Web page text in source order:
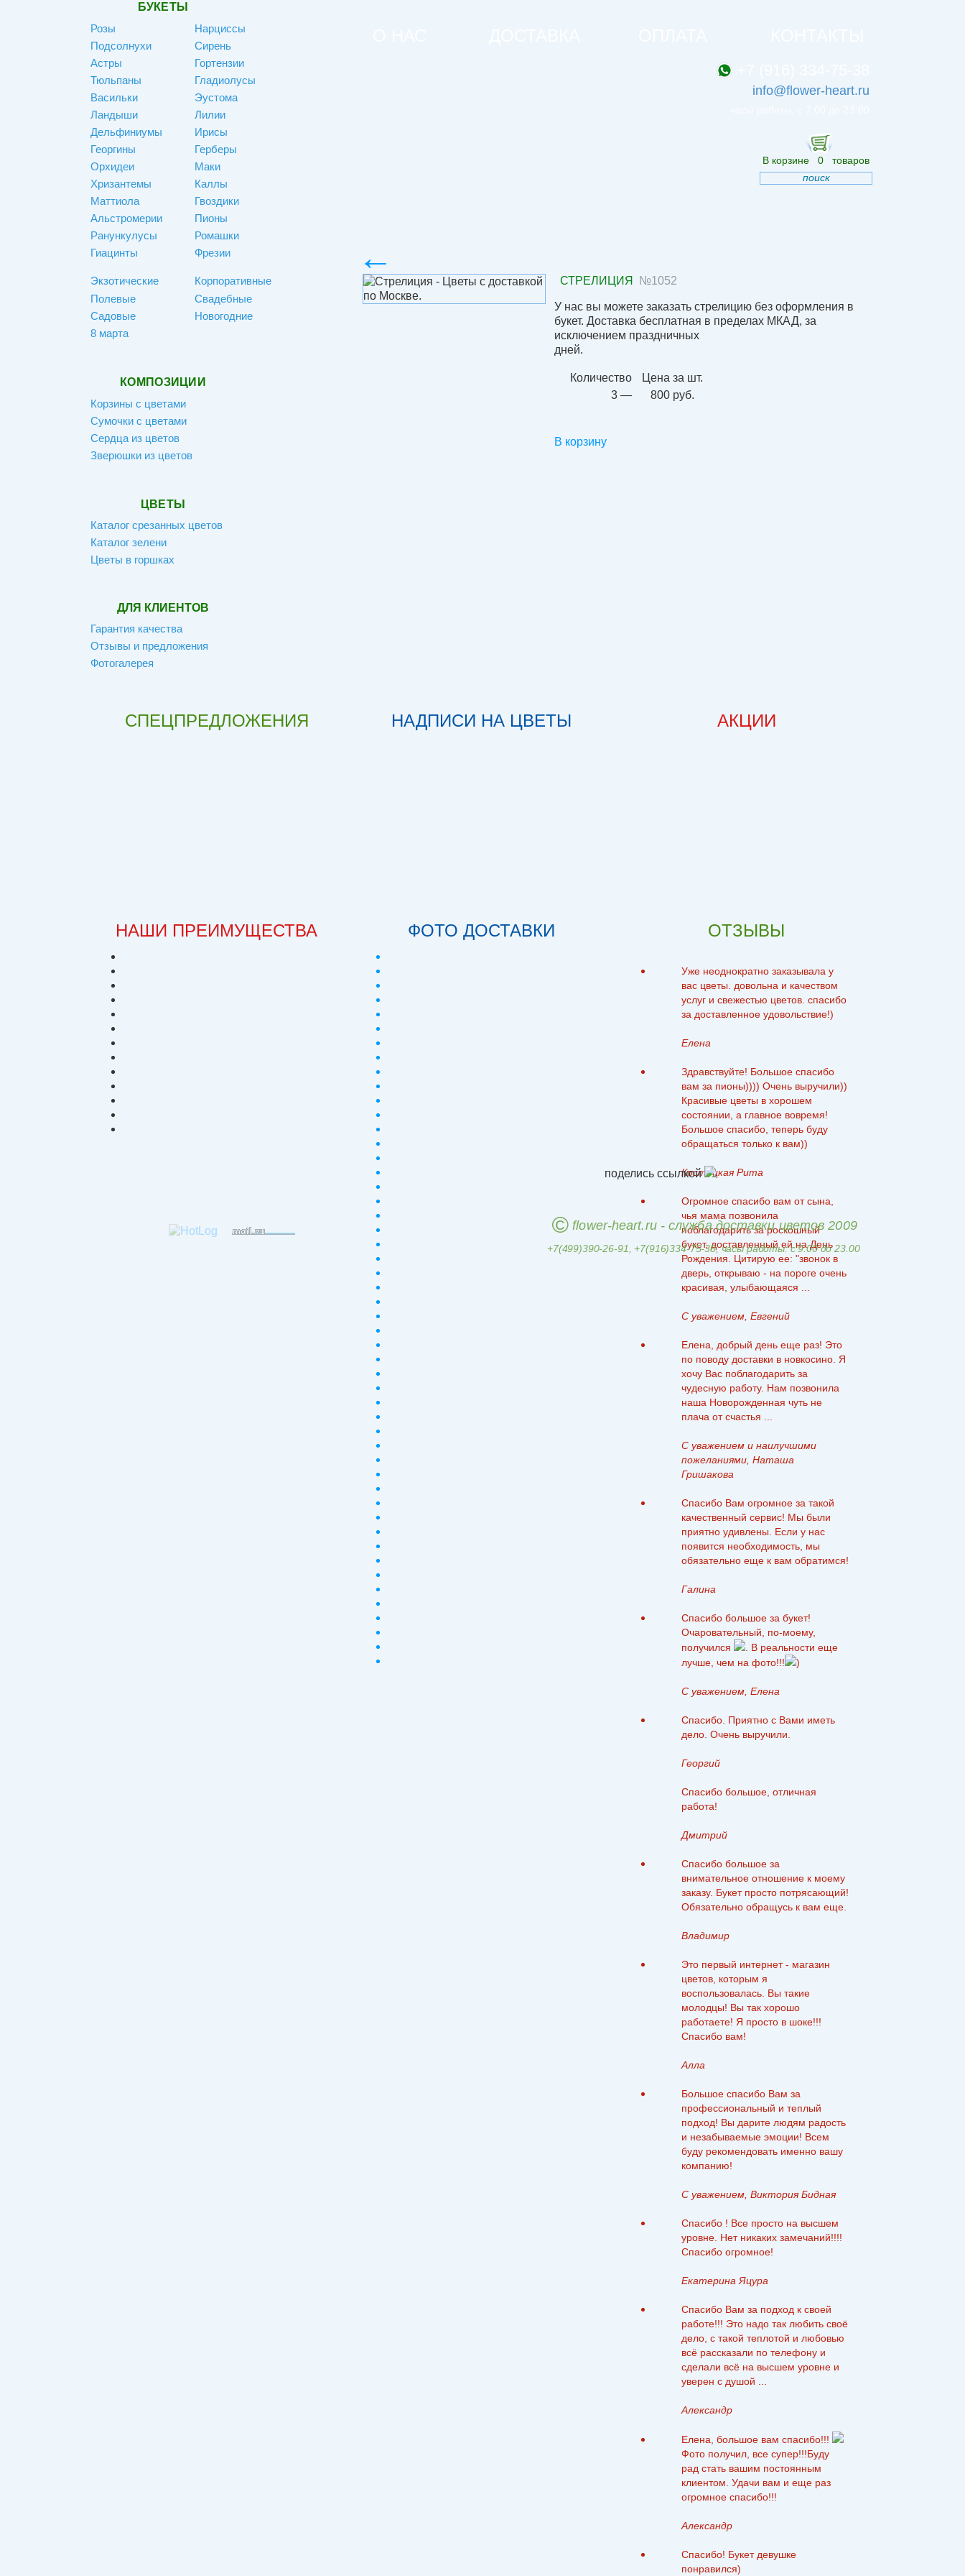
БУКЕТЫ
Розы
Подсолнухи
Астры
Тюльпаны
Васильки
Ландыши
Дельфиниумы
Георгины
Орхидеи
Хризантемы
Маттиола
Альстромерии
Ранункулусы
Гиацинты
Экзотические
Нарциссы
Сирень
Гортензии
Гладиолусы
Эустома
Лилии
Ирисы
Герберы
Маки
Каллы
Гвоздики
Пионы
Ромашки
Фрезии
Корпоративные
Полевые
Садовые
8 марта
Свадебные
Новогодние
КОМПОЗИЦИИ
Корзины с цветами
Сумочки с цветами
Сердца из цветов
Зверюшки из цветов
ЦВЕТЫ
Каталог срезанных цветов
Каталог зелени
Цветы в горшках
ДЛЯ КЛИЕНТОВ
Гарантия качества
Отзывы и предложения
Фотогалерея
info@flower-heart.ru
В корзине 0
товаров
поиск
←
СТРЕЛИЦИЯ №1052
У нас вы можете заказать стрелицию без оформления в
букет. Доставка бесплатная в пределах МКАД, за
исключением праздничных
дней.
Количество
Цена за шт.
3 —
800 руб.
В корзину
СПЕЦПРЕДЛОЖЕНИЯ НАДПИСИ НА ЦВЕТЫ АКЦИИ
НАШИ ПРЕИМУЩЕСТВА ФОТО ДОСТАВКИ ОТЗЫВЫ
Уже неоднократно заказывала у
вас цветы. довольна и качеством
услуг и свежестью цветов. спасибо
за доставленное удовольствие!)
Елена
Здравствуйте! Большое спасибо
вам за пионы)))) Очень выручили))
Красивые цветы в хорошем
состоянии, а главное вовремя!
Большое спасибо, теперь буду
обращаться только к вам))
Костецкая Рита
Огромное спасибо вам от сына,
чья мама позвонила
поблагодарить за роскошный
букет, доставленный ей на День
Рождения. Цитирую ее: "звонок в
дверь, открываю - на пороге очень
красивая, улыбающаяся ...
С уважением, Евгений
Елена, добрый день еще раз! Это
по поводу доставки в новкосино. Я
хочу Вас поблагодарить за
чудесную работу. Нам позвонила
наша Новорожденная чуть не
плача от счастья ...
С уважением и наилучшими
пожеланиями, Наташа
Гришакова
Спасибо Вам огромное за такой
качественный сервис! Мы были
приятно удивлены. Если у нас
появится необходимость, мы
обязательно еще к вам обратимся!
Галина
Спасибо большое за букет!
Очаровательный, по-моему,
получился
. В реальности еще
лучше, чем на фото!!!
)
С уважением, Елена
Спасибо. Приятно с Вами иметь
дело. Очень выручили.
Георгий
Спасибо большое, отличная
работа!
Дмитрий
Спасибо большое за
внимательное отношение к моему
заказу. Букет просто потрясающий!
Обязательно обращусь к вам еще.
Владимир
Это первый интернет - магазин
цветов, которым я
воспользовалась. Вы такие
молодцы! Вы так хорошо
работаете! Я просто в шоке!!!
Спасибо вам!
Алла
Большое спасибо Вам за
профессиональный и теплый
подход! Вы дарите людям радость
и незабываемые эмоции! Всем
буду рекомендовать именно вашу
компанию!
С уважением, Виктория Бидная
Спасибо ! Все просто на высшем
уровне. Нет никаких замечаний!!!!
Спасибо огромное!
Екатерина Яцура
Спасибо Вам за подход к своей
работе!!! Это надо так любить своё
дело, с такой теплотой и любовью
всё рассказали по телефону и
сделали всё на высшем уровне и
уверен с душой ...
Александр
Елена, большое вам спасибо!!!
Фото получил, все супер!!!Буду
рад стать вашим постоянным
клиентом. Удачи вам и еще раз
огромное спасибо!!!
Александр
Спасибо! Букет девушке
понравился)
поделись ссылкой
© flower-heart.ru - служба доставки цветов 2009
+7(499)390-26-91, +7(916)334-75-38, часы работы: с 9.00 до 23.00